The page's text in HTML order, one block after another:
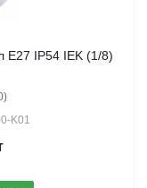
Е27 IP54 IEK (1/8)
K01